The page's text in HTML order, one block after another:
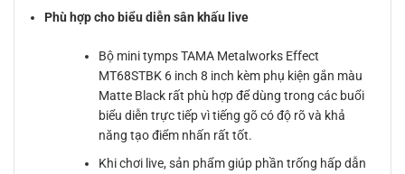
Phù hợp cho biểu diễn sân khấu live
Bộ mini tymps TAMA Metalworks Effect
MT68STBK 6 inch 8 inch kèm phụ kiện gắn màu
Matte Black rất phù hợp để dùng trong các buổi
biểu diễn trực tiếp vì tiếng gõ có độ rõ và khả
năng tạo điểm nhấn rất tốt.
Khi chơi live, sản phẩm giúp phần trống hấp dẫn